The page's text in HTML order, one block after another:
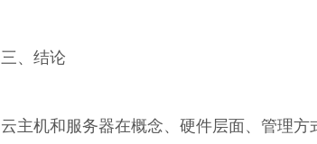
三、结论
云主机和服务器在概念、硬件层面、管理